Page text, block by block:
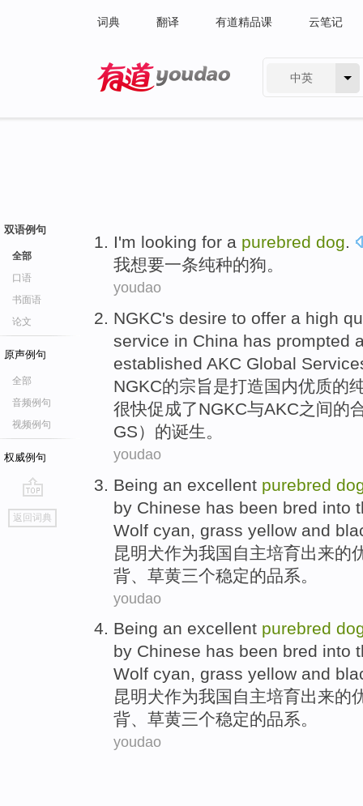
词典 翻译 有道精品课 云笔记
中英
双语例句
全部
口语
书面语
论文
原声例句
全部
音频例句
视频例句
权威例句
go
top
返回词典
I'm looking for a purebred dog.
我想要一条纯种的狗。
youdao
NGKC's desire to offer a high
service in China has prompted
established AKC Global
NGKC的宗旨是打造国内优质的
很快促成了NGKC与AKC之间的
GS） 的诞生。
youdao
Being an excellent purebred
by Chinese has been bred into
Wolf cyan , grass yellow and
昆明犬作为我国 自主培育出来的
背、草黄三个稳定的品系 。
youdao
Being an excellent purebred
by Chinese has been bred into
Wolf cyan, grass yellow and
昆明犬作为我国 自主培育出来的
背、草黄三个稳定的品系。
youdao